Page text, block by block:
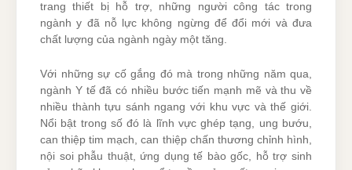
trang thiết bị hỗ trợ, những người công tác trong
ngành y đã nỗ lực không ngừng để đổi mới và đưa
chất lượng của ngành ngày một tăng.
Với những sự cố gắng đó mà trong những năm qua,
ngành Y tế đã có nhiều bước tiến mạnh mẽ và thu về
nhiều thành tựu sánh ngang với khu vực và thế giới.
Nổi bật trong số đó là lĩnh vực ghép tạng, ung bướu,
can thiệp tim mạch, can thiệp chấn thương chỉnh hình,
nội soi phẫu thuật, ứng dụng tế bào gốc, hỗ trợ sinh